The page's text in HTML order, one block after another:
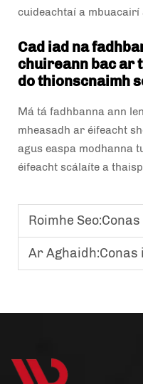
cuideachtaí a
Cad iad na
chuireann bac ar
do thionscnaimh
Má tá fadhbanna ann
mheasadh ar éifeacht
agus easpa modhanna
éifeacht scálaíte a
Roimhe Seo:Conas a fheidhmíonn
Ar Aghaidh:Conas is féidir le